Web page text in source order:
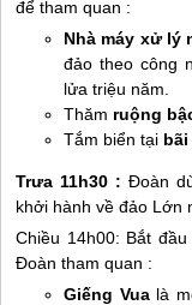
để tham quan :
Nhà máy xử lý
đảo theo công
lửa triệu năm.
Thăm ruộng
Tắm biển tại bãi
Trưa 11h30 : Đoàn
khởi hành về đảo Lớn
Chiều 14h00: Bắt
Đoàn tham quan :
Giếng Vua là